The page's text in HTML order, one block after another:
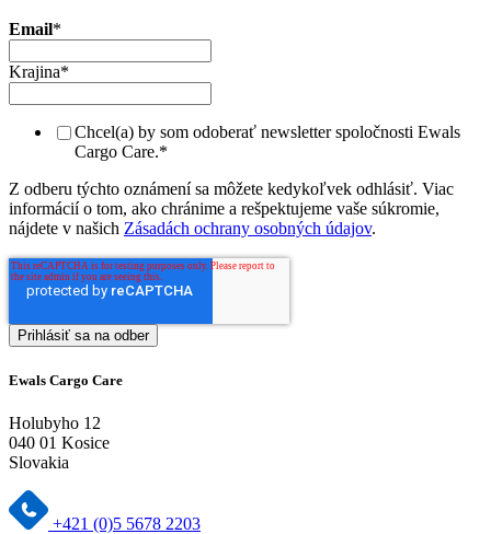
Email*
Krajina*
Chcel(a) by som odoberať newsletter spoločnosti Ewals
Cargo Care.*
Z odberu týchto oznámení sa môžete kedykoľvek odhlásiť. Viac
informácií o tom, ako chránime a rešpektujeme vaše súkromie,
nájdete v našich Zásadách ochrany osobných údajov.
Ewals Cargo Care
Holubyho 12
040 01 Kosice
Slovakia
+421 (0)5 5678 2203